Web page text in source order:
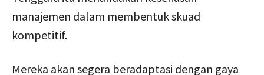
manajemen dalam membentuk skuad
kompetitif.
Mereka akan segera beradaptasi dengan gaya